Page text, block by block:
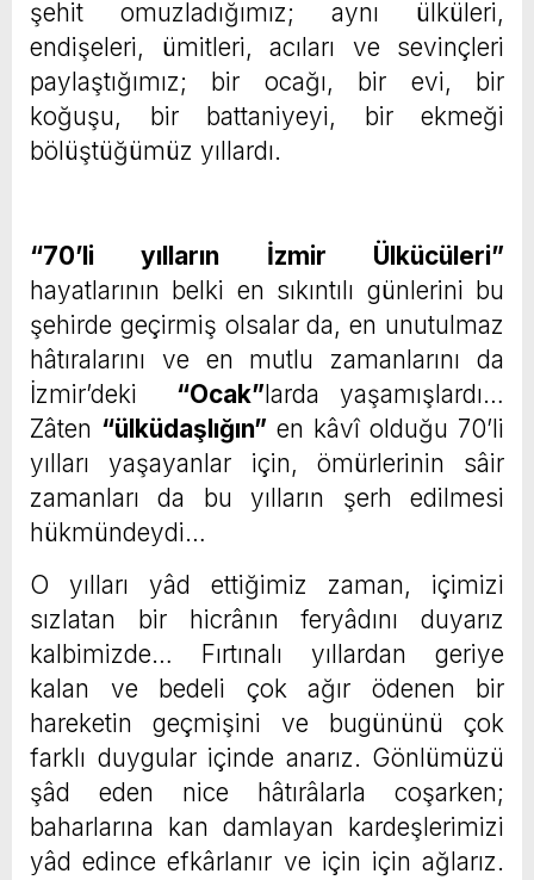
şehit omuzladığımız; aynı ülküleri,
endişeleri, ümitleri, acıları ve sevinçleri
paylaştığımız; bir ocağı, bir evi, bir
koğuşu, bir battaniyeyi, bir ekmeği
bölüştüğümüz yıllardı.
“70’li yılların İzmir Ülkücüleri”
hayatlarının belki en sıkıntılı günlerini bu
şehirde geçirmiş olsalar da, en unutulmaz
hâtıralarını ve en mutlu zamanlarını da
İzmir’deki “Ocak”larda yaşamışlardı…
Zâten “ülküdaşlığın” en kâvî olduğu 70’li
yılları yaşayanlar için, ömürlerinin sâir
zamanları da bu yılların şerh edilmesi
hükmündeydi…
O yılları yâd ettiğimiz zaman, içimizi
sızlatan bir hicrânın feryâdını duyarız
kalbimizde… Fırtınalı yıllardan geriye
kalan ve bedeli çok ağır ödenen bir
hareketin geçmişini ve bugününü çok
farklı duygular içinde anarız. Gönlümüzü
şâd eden nice hâtırâlarla coşarken;
baharlarına kan damlayan kardeşlerimizi
yâd edince efkârlanır ve için için ağlarız.